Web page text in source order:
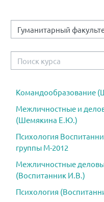
Категории курсов
Поиск курса
Командообразование
Межличностные и
(Шемякина Е.Ю.)
Психология
группы М-2012
Межличностные
(Воспитанник И.В.)
Психология